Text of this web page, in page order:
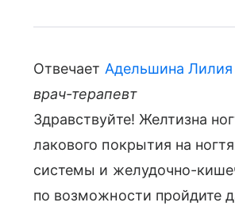
Отвечает Адельшина Лилия
врач-терапевт
Здравствуйте! Желтизна
лакового покрытия на
системы и желудочно-
по возможности пройдите